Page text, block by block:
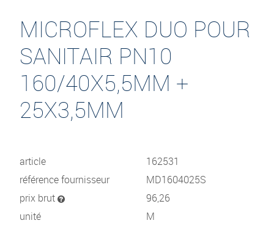
MICROFLEX DUO POUR
SANITAIR PN10
160/40X5,5MM +
25X3,5MM
article
162531
référence fournisseur
MD1604025S
prix brut
96,26
unité
M